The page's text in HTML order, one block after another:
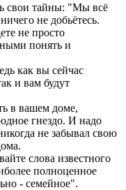
свои тайны: "Мы всё
не добьётесь.
не просто
понять и
как вы сейчас
и вам будут
в вашем доме,
гнездо. И надо
не забывал свою
слова известного
полноценное
- семейное".